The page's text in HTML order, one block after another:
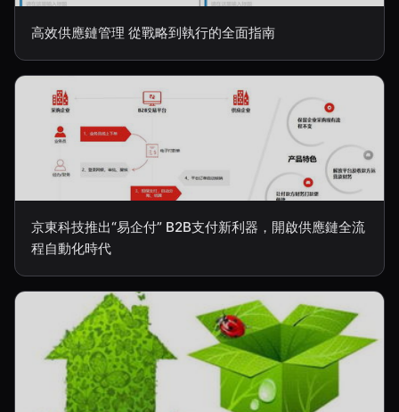
高效供應鏈管理 從戰略到執行的全面指南
京東科技推出“易企付” B2B支付新利器，開啟供應鏈全流
程自動化時代